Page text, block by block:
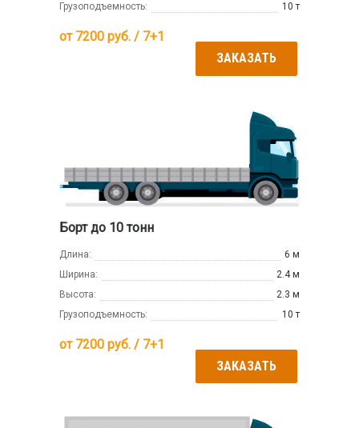
Грузоподъемность:
10 т
от 7200 руб. / 7+1
ЗАКАЗАТЬ
Борт до 10 тонн
Длина:
6 м
Ширина:
2.4 м
Высота:
2.3 м
Грузоподъемность:
10 т
от 7200 руб. / 7+1
ЗАКАЗАТЬ